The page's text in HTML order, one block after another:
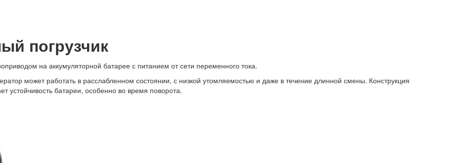
погрузчик
на аккумуляторной батарее с питанием от сети переменного тока.
может работать в расслабленном состоянии, с низкой утомляемостью и даже в течение длинной смены. Конструкция
устойчивость батареи, особенно во время поворота.